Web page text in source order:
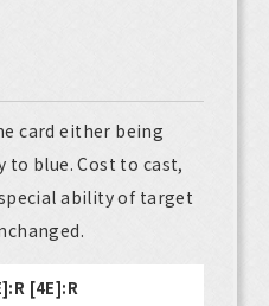
card either being
to blue. Cost to cast,
ability of target
[4E]:R